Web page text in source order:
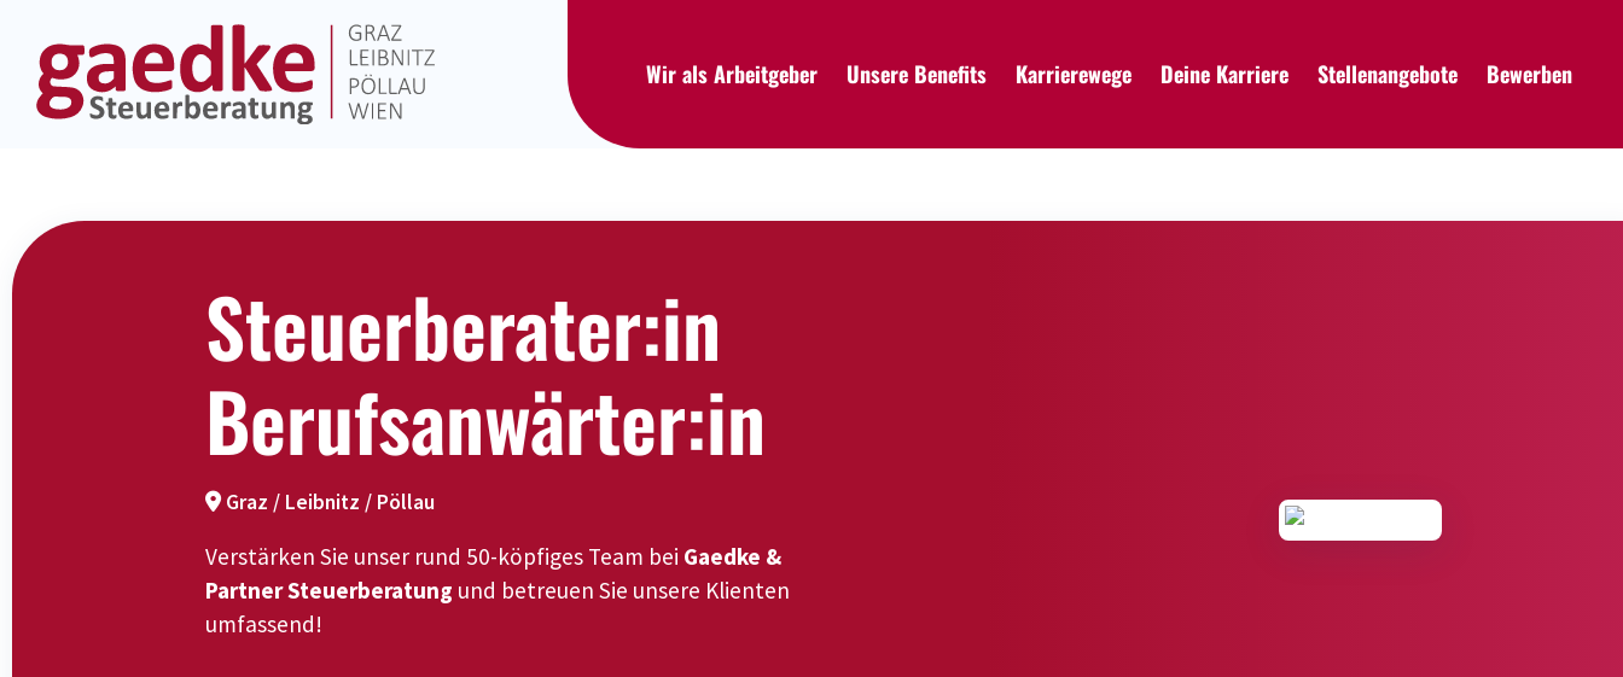
Wir als Arbeitgeber Unsere Benefits Karrierewege Deine Karriere Stellenangebote Bewerben
Steuerberater:in
Berufsanwärter:in
Graz / Leibnitz / Pöllau
Verstärken Sie unser rund 50-köpfiges Team bei Gaedke &
Partner Steuerberatung und betreuen Sie unsere Klienten
umfassend!